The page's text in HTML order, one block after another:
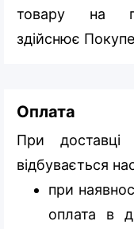
товару на
здійснює
Оплата
При
відбувається
при
оплата в